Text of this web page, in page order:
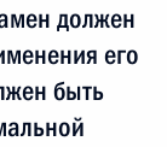
должен
его
быть